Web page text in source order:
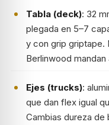
Tabla (deck): 32
plegada en 5–7
y con grip griptape.
Berlinwood mandan
Ejes (trucks):
que dan flex igual
Cambias dureza de